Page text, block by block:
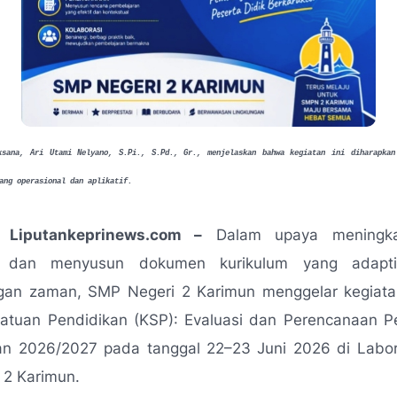
Ari Utami Nelyano, S.Pi., S.Pd., Gr., menjelaskan bahwa kegiatan ini diharapkan
operasional dan aplikatif.
– Dalam upaya
dan menyusun dokumen kurikulum yang
zaman, SMP Negeri 2 Karimun menggelar
Pendidikan (KSP): Evaluasi dan Perencanaan
2026/2027 pada tanggal 22–23 Juni 2026 di
Karimun.